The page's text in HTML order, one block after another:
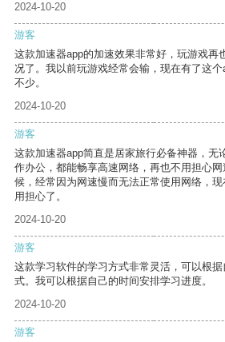
2024-10-20
游客
这款加速器app的加速效果非常好，玩游戏再
况了。我以前玩游戏经常会输，现在有了这
不少。
2024-10-20
游客
这款加速器app简直是居家旅行必备神器，无
作办公，都能畅享高速网络，再也不用担心
候，经常因为网速慢而无法正常使用网络，
用担心了。
2024-10-20
游客
这款学习软件的学习方式非常灵活，可以根
式。我可以根据自己的时间安排学习进度。
2024-10-20
游客